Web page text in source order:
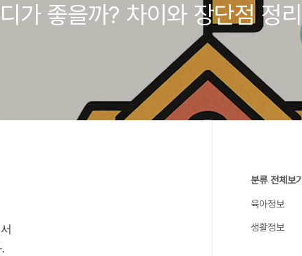
가 좋을까? 차이와 장단점 정리
분류 전체보기
육아정보
생활정보